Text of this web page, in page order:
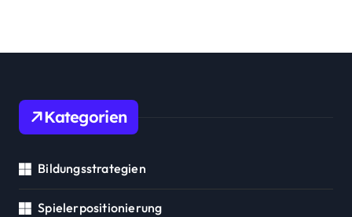
Kategorien
Bildungsstrategien
Spielerpositionierung